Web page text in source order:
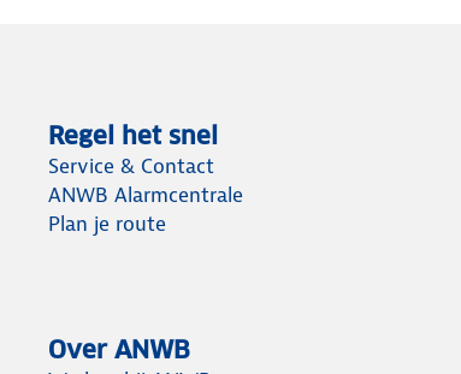
Regel het snel
Service & Contact
ANWB Alarmcentrale
Plan je route
Over ANWB